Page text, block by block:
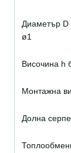
Диаметър D
ø1
Височина h
Монтажна
Долна